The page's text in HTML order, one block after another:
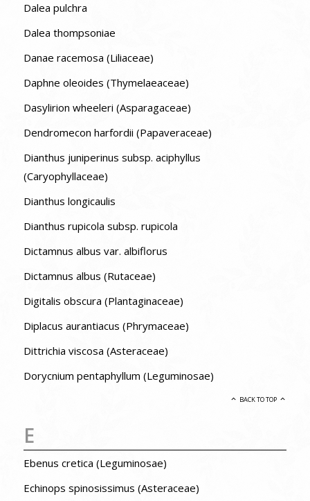
Dalea pulchra
Dalea thompsoniae
Danae racemosa (Liliaceae)
Daphne oleoides (Thymelaeaceae)
Dasylirion wheeleri (Asparagaceae)
Dendromecon harfordii (Papaveraceae)
Dianthus juniperinus subsp. aciphyllus
(Caryophyllaceae)
Dianthus longicaulis
Dianthus rupicola subsp. rupicola
Dictamnus albus var. albiflorus
Dictamnus albus (Rutaceae)
Digitalis obscura (Plantaginaceae)
Diplacus aurantiacus (Phrymaceae)
Dittrichia viscosa (Asteraceae)
Dorycnium pentaphyllum (Leguminosae)
BACK TO TOP
E
Ebenus cretica (Leguminosae)
Echinops spinosissimus (Asteraceae)